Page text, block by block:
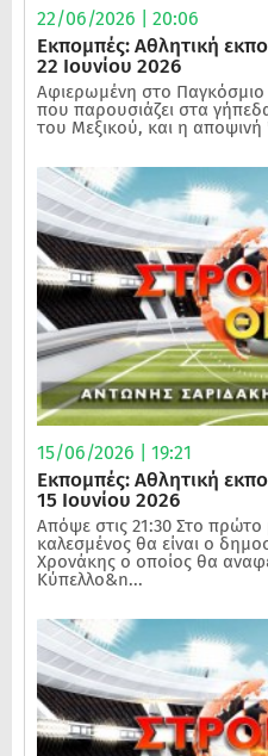
22/06/2026 | 20:06
Εκπομπές: Αθλητική
22 Ιουνίου 2026
Αφιερωμένη στο Παγκόσμιο
που παρουσιάζει στα
του Μεξικού, και η αποψινή
15/06/2026 | 19:21
Εκπομπές: Αθλητική
15 Ιουνίου 2026
Απόψε στις 21:30 Στο
καλεσμένος θα είναι ο
Χρονάκης ο οποίος θα
Κύπελλο&n...